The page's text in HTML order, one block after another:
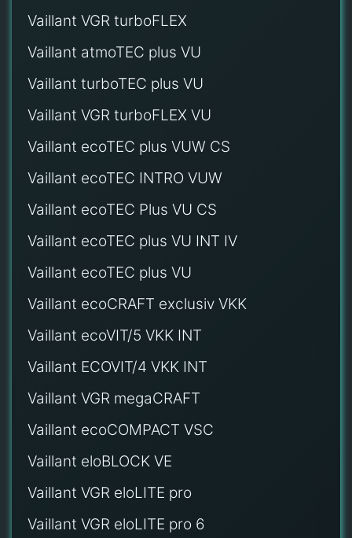
Vaillant VGR turboFLEX
Vaillant atmoTEC plus VU
Vaillant turboTEC plus VU
Vaillant VGR turboFLEX VU
Vaillant ecoTEC plus VUW CS
Vaillant ecoTEC INTRO VUW
Vaillant ecoTEC Plus VU CS
Vaillant ecoTEC plus VU INT IV
Vaillant ecoTEC plus VU
Vaillant ecoCRAFT exclusiv VKK
Vaillant ecoVIT/5 VKK INT
Vaillant ECOVIT/4 VKK INT
Vaillant VGR megaCRAFT
Vaillant ecoCOMPACT VSC
Vaillant eloBLOCK VE
Vaillant VGR eloLITE pro
Vaillant VGR eloLITE pro 6